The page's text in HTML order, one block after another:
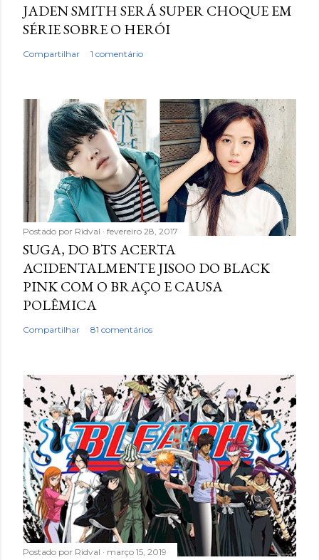
JADEN SMITH SERÁ SUPER CHOQUE EM
SÉRIE SOBRE O HERÓI
Compartilhar 1 comentário
Postado por Ridval fevereiro 28, 2017
SUGA, DO BTS ACERTA
ACIDENTALMENTE JISOO DO BLACK
PINK COM O BRAÇO E CAUSA
POLÊMICA
Compartilhar 81 comentários
Postado por Ridval março 15, 2019